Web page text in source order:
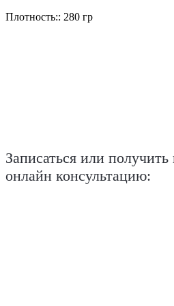
Плотность:: 280 гр
Записаться или
онлайн консультацию: